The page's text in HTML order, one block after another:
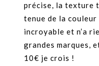
précise, la texture
tenue de la couleur
incroyable et n’a
grandes marques,
10€ je crois !